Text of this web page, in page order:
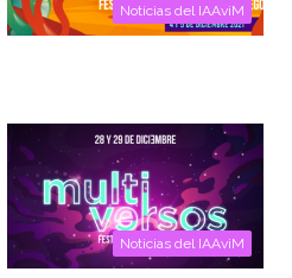
Noticias del IAAviM
Noticias del IAAviM